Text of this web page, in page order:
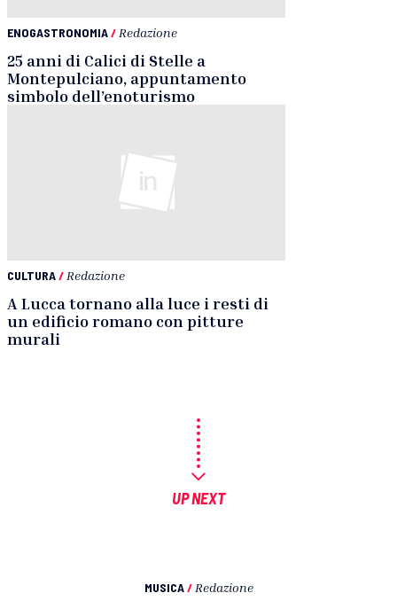
ENOGASTRONOMIA/ Redazione
25 anni di Calici di Stelle a
Montepulciano, appuntamento
simbolo dell’enoturismo
CULTURA/ Redazione
A Lucca tornano alla luce i resti di
un edificio romano con pitture
murali
UP NEXT
MUSICA / Redazione